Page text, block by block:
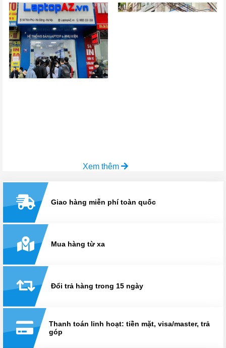
Xem thêm
Giao hàng miễn phí toàn quốc
Mua hàng từ xa
Đổi trả hàng trong 15 ngày
Thanh toán linh hoạt: tiền mặt, visa/master, trả
góp